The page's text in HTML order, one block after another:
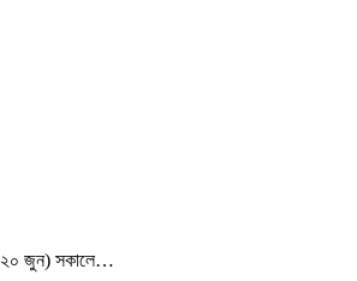
(২০ জুন) সকালে…